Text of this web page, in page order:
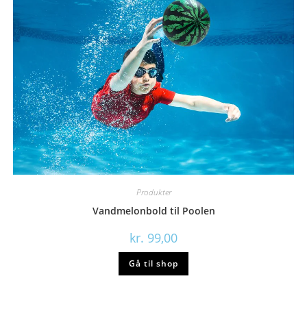
Produkter
Vandmelonbold til Poolen
kr. 99,00
Gå til shop